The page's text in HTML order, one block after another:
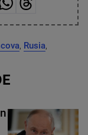
, Rusia,